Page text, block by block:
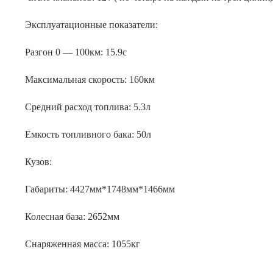
Эксплуатационные показатели:
Разгон 0 — 100км: 15.9с
Максимальная скорость: 160км
Средний расход топлива: 5.3л
Емкость топливного бака: 50л
Кузов:
Габариты: 4427мм*1748мм*1466мм
Колесная база: 2652мм
Снаряженная масса: 1055кг